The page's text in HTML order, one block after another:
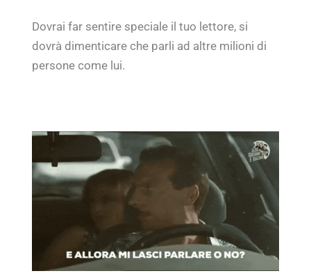
Dovrai far sentire speciale il tuo lettore, si
dovrà dimenticare che parli ad altre milioni di
persone come lui.